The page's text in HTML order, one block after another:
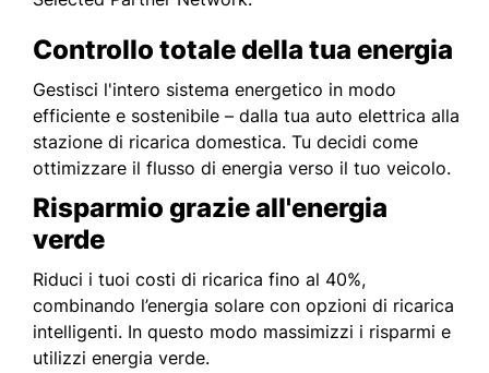
Controllo totale della tua energia
Gestisci l'intero sistema energetico in modo
efficiente e sostenibile – dalla tua auto elettrica alla
stazione di ricarica domestica. Tu decidi come
ottimizzare il flusso di energia verso il tuo veicolo.
Risparmio grazie all'energia
verde
Riduci i tuoi costi di ricarica fino al 40%,
combinando l’energia solare con opzioni di ricarica
intelligenti. In questo modo massimizzi i risparmi e
utilizzi energia verde.